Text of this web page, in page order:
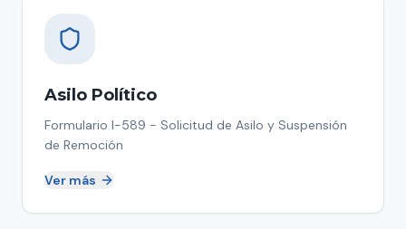
Asilo Político
Formulario I-589 - Solicitud de Asilo y Suspensión
de Remoción
Ver más